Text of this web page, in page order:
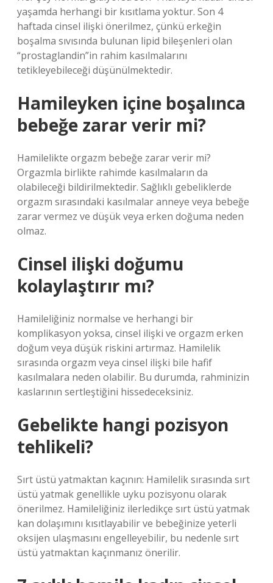
yaşamda herhangi bir kısıtlama yoktur. Son 4
haftada cinsel ilişki önerilmez, çünkü erkeğin
boşalma sıvısında bulunan lipid bileşenleri olan
“prostaglandin”in rahim kasılmalarını
tetikleyebileceği düşünülmektedir.
Hamileyken içine boşalınca
bebeğe zarar verir mi?
Hamilelikte orgazm bebeğe zarar verir mi?
Orgazmla birlikte rahimde kasılmaların da
olabileceği bildirilmektedir. Sağlıklı gebeliklerde
orgazm sırasındaki kasılmalar anneye veya bebeğe
zarar vermez ve düşük veya erken doğuma neden
olmaz.
Cinsel ilişki doğumu
kolaylaştırır mı?
Hamileliğiniz normalse ve herhangi bir
komplikasyon yoksa, cinsel ilişki ve orgazm erken
doğum veya düşük riskini artırmaz. Hamilelik
sırasında orgazm veya cinsel ilişki bile hafif
kasılmalara neden olabilir. Bu durumda, rahminizin
kaslarının sertleştiğini hissedeceksiniz.
Gebelikte hangi pozisyon
tehlikeli?
Sırt üstü yatmaktan kaçının: Hamilelik sırasında sırt
üstü yatmak genellikle uyku pozisyonu olarak
önerilmez. Hamileliğiniz ilerledikçe sırt üstü yatmak
kan dolaşımını kısıtlayabilir ve bebeğinize yeterli
oksijen ulaşmasını engelleyebilir, bu nedenle sırt
üstü yatmaktan kaçınmanız önerilir.